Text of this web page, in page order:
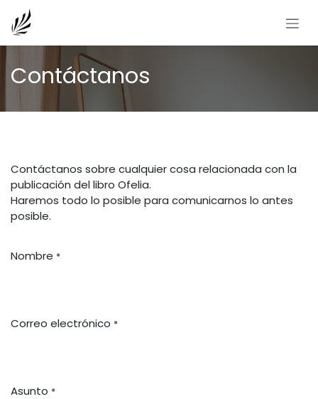
Ir al contenido
Contáctanos
Contáctanos sobre cualquier cosa relacionada con la
publicación del libro Ofelia.
Haremos todo lo posible para comunicarnos lo antes
posible.
Nombre *
Correo electrónico *
Asunto *